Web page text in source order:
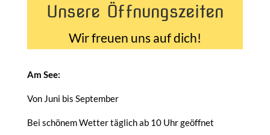
Unsere Öffnungszeiten
Wir freuen uns auf dich!
Am See:
Von Juni bis September
Bei schönem Wetter täglich ab 10 Uhr geöffnet